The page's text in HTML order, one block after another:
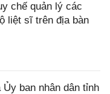
chế quản lý các
liệt sĩ trên địa bàn
ban nhân dân tỉnh